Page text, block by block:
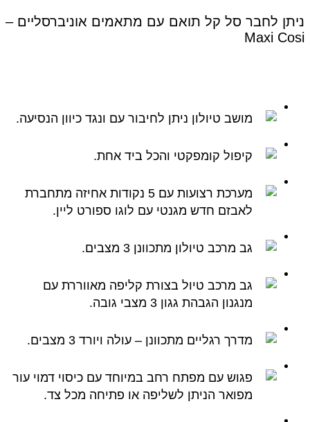
ניתן לחבר סל קל תואם עם מתאמים אוניברסליים –
Maxi Cosi
מושב טיולון ניתן לחיבור עם ונגד כיוון הנסיעה.
קיפול קומפקטי והכל ביד אחת.
מערכת רצועות עם 5 נקודות אחיזה מתחברת
לאבזם חדש מגנטי עם לוגו ספורט ליין.
גב מרכב טיולון מתכוונן 3 מצבים.
גב מרכב טיול בצורת קליפה מאווררת עם
מנגנון הגבהת גגון 3 מצבי גובה.
מדרך רגליים מתכוונן – עולה ויורד 3 מצבים.
פגוש עם מפתח רחב במיוחד עם כיסוי דמוי עור
מפואר הניתן לשליפה או פתיחה מכל צד.